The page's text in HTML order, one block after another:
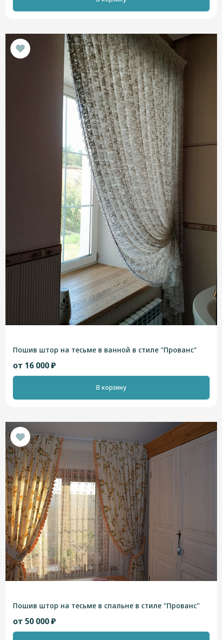
Пошив штор на тесьме в ванной в стиле "Прованс"
от 16 000 ₽
В корзину
Пошив штор на тесьме в спальне в стиле "Прованс"
от 50 000 ₽